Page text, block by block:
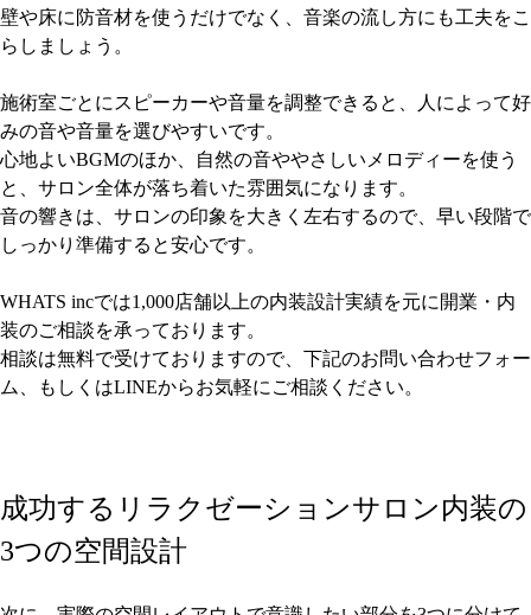
壁や床に防音材を使うだけでなく、音楽の流し方にも工夫をこ
らしましょう。
施術室ごとにスピーカーや音量を調整できると、人によって好
みの音や音量を選びやすいです。
心地よいBGMのほか、自然の音ややさしいメロディーを使う
と、サロン全体が落ち着いた雰囲気になります。
音の響きは、サロンの印象を大きく左右するので、早い段階で
しっかり準備すると安心です。
WHATS incでは1,000店舗以上の内装設計実績を元に開業・内
装のご相談を承っております。
相談は無料で受けておりますので、下記のお問い合わせフォー
ム、もしくはLINEからお気軽にご相談ください。
成功するリラクゼーションサロン内装の
3つの空間設計